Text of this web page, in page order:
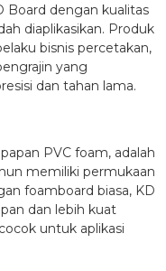
Board dengan kualitas
diaplikasikan. Produk
bisnis percetakan,
yang
dan tahan lama.
PVC foam, adalah
memiliki permukaan
foamboard biasa, KD
dan lebih kuat
untuk aplikasi